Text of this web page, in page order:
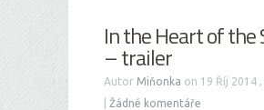
In the Heart of the
– trailer
Autor Miňonka on 19 Říj 2014 ,
Žádné komentáře